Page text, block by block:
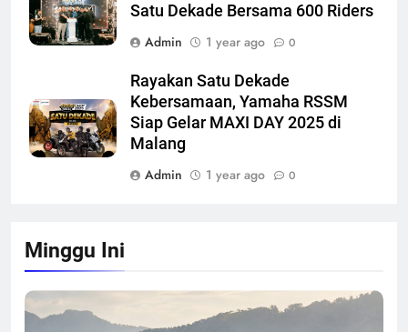
Satu Dekade Bersama 600 Riders
Admin
1 year ago 0
Rayakan Satu Dekade
Kebersamaan, Yamaha RSSM
Siap Gelar MAXI DAY 2025 di
Malang
Admin
1 year ago 0
Minggu Ini